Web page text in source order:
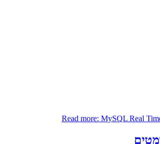
Read more: MySQL Real